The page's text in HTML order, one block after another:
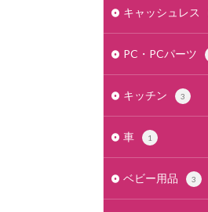
キャッシュレス
PC・PCパーツ
キッチン 3
車 1
ベビー用品 3